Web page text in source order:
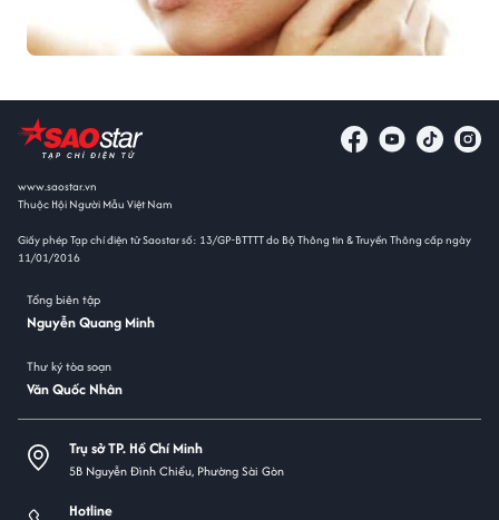
www.saostar.vn
Thuộc Hội Người Mẫu Việt Nam
Giấy phép Tạp chí điện tử Saostar số: 13/GP-BTTTT do Bộ Thông tin & Truyền Thông cấp ngày
11/01/2016
Tổng biên tập
Nguyễn Quang Minh
Thư ký tòa soạn
Văn Quốc Nhân
Trụ sở TP. Hồ Chí Minh
5B Nguyễn Đình Chiểu, Phường Sài Gòn
Hotline